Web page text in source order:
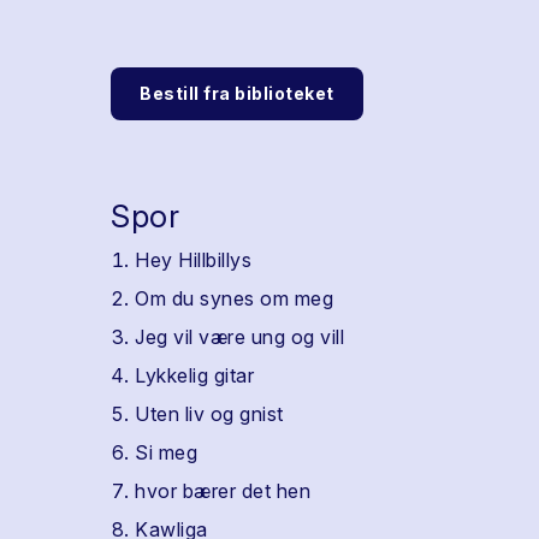
Bestill fra biblioteket
Spor
Hey Hillbillys
Om du synes om meg
Jeg vil være ung og vill
Lykkelig gitar
Uten liv og gnist
Si meg
hvor bærer det hen
Kawliga